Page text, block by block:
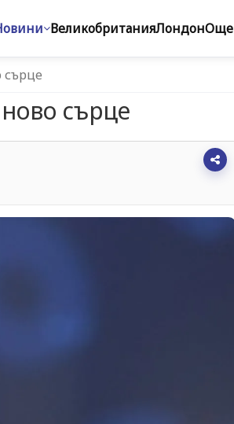
ВеликобританияЛондонОще
сърце
сърце